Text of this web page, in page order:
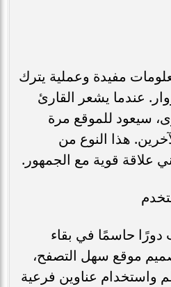
مفيدة وعملية يترك
عندما يشعر القارئ
سيعود للموقع مرة
هذا النوع من
علاقة قوية مع الجمهور.
حاسمًا في بقاء
موقع سهل التصفح،
واستخدام عناوين فرعية